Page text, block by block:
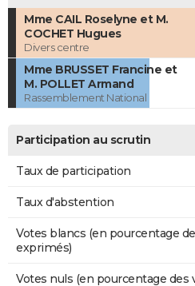
Mme CAIL Roselyne et M.
COCHET Hugues
Divers centre
Mme BRUSSET Francine et
M. POLLET Armand
Rassemblement National
Participation au scrutin
Taux de participation
Taux d'abstention
Votes blancs (en pourcentage
exprimés)
Votes nuls (en pourcentage des